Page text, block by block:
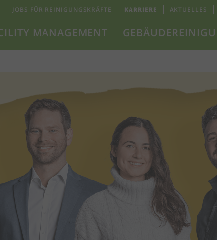
MANAGEMENT
JOBS FÜR REINIGUNGSKRÄFTE KARRIERE AKTUELLES